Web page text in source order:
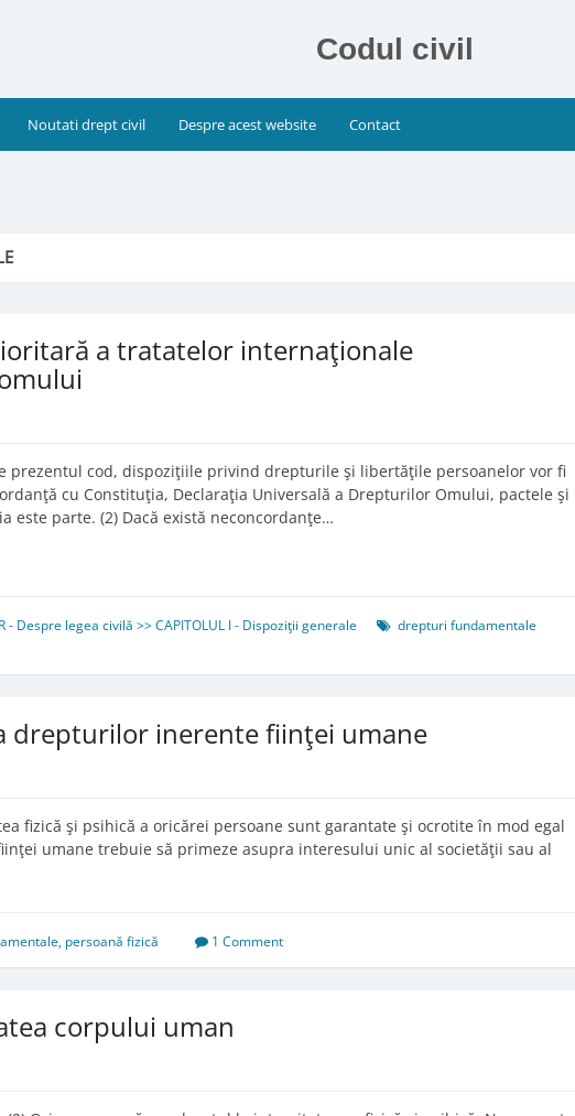
Codul civil
Noutati drept civil Despre acest website Contact
a tratatelor internaţionale
prezentul cod, dispoziţiile privind drepturile şi libertăţile persoanelor vor fi
cu Constituţia, Declaraţia Universală a Drepturilor Omului, pactele şi
este parte. (2) Dacă există neconcordanţe…
- Despre legea civilă >> CAPITOLUL I - Dispoziţii generale
drepturi fundamentale
drepturilor inerente fiinţei umane
fizică şi psihică a oricărei persoane sunt garantate şi ocrotite în mod egal
umane trebuie să primeze asupra interesului unic al societăţii sau al
, persoană fizică 1 Comment
corpului uman